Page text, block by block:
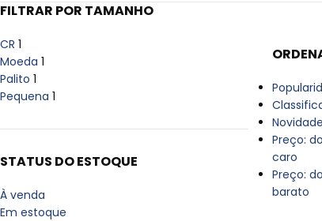
FILTRAR POR TAMANHO
CR 1
Moeda 1
Palito 1
Pequena 1
STATUS DO ESTOQUE
À venda
Em estoque
Novidade
Preço:
caro
Preço:
barato